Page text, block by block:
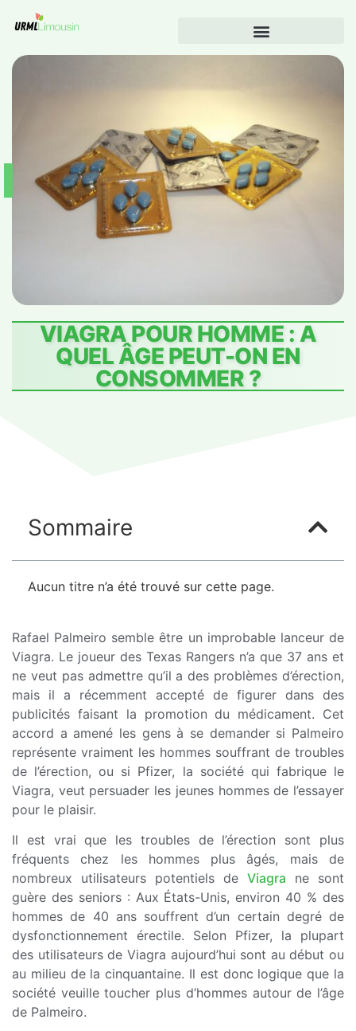
VIAGRA POUR HOMME : A
QUEL ÂGE PEUT-ON EN
CONSOMMER ?
Sommaire
Aucun titre n’a été trouvé sur cette page.
Rafael Palmeiro semble être un improbable lanceur de
Viagra. Le joueur des Texas Rangers n’a que 37 ans et
ne veut pas admettre qu’il a des problèmes d’érection,
mais il a récemment accepté de figurer dans des
publicités faisant la promotion du médicament. Cet
accord a amené les gens à se demander si Palmeiro
représente vraiment les hommes souffrant de troubles
de l’érection, ou si Pfizer, la société qui fabrique le
Viagra, veut persuader les jeunes hommes de l’essayer
pour le plaisir.
Il est vrai que les troubles de l’érection sont plus
fréquents chez les hommes plus âgés, mais de
nombreux utilisateurs potentiels de Viagra ne sont
guère des seniors : Aux États-Unis, environ 40 % des
hommes de 40 ans souffrent d’un certain degré de
dysfonctionnement érectile. Selon Pfizer, la plupart
des utilisateurs de Viagra aujourd’hui sont au début ou
au milieu de la cinquantaine. Il est donc logique que la
société veuille toucher plus d’hommes autour de l’âge
de Palmeiro.